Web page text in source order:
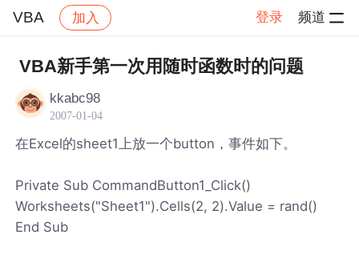
VBA 加入 登录 频道
社区 VBA 帖子详情
VBA新手第一次用随时函数时的问题
kkabc98
2007-01-04
在Excel的sheet1上放一个button，事件如下。
Private Sub CommandButton1_Click()
Worksheets("Sheet1").Cells(2, 2).Value = rand()
End Sub